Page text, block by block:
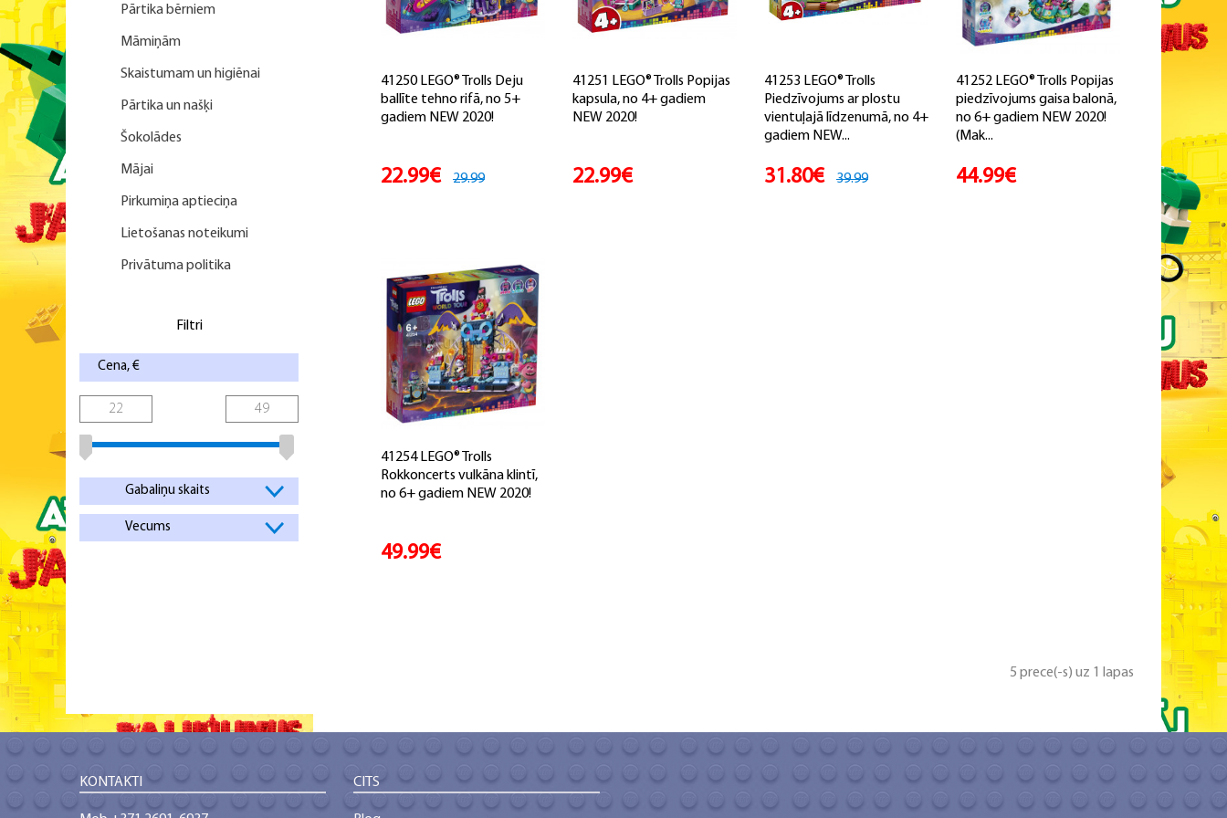
Pārtika bērniem
Māmiņām
Skaistumam un higiēnai
Pārtika un našķi
Šokolādes
Mājai
Pirkumiņa aptieciņa
Lietošanas noteikumi
Privātuma politika
Filtri
Cena, €
Gabaliņu skaits
Vecums
41250 LEGO® Trolls Deju
ballīte tehno rifā, no 5+
gadiem NEW 2020!
22.99€ 29.99
41251 LEGO® Trolls Popijas
kapsula, no 4+ gadiem
NEW 2020!
22.99€
41253 LEGO® Trolls
Piedzīvojums ar plostu
vientuļajā līdzenumā, no 4+
gadiem NEW...
31.80€ 39.99
41252 LEGO® Trolls Popijas
piedzīvojums gaisa balonā,
no 6+ gadiem NEW 2020!
(Mak...
44.99€
41254 LEGO® Trolls
Rokkoncerts vulkāna klintī,
no 6+ gadiem NEW 2020!
49.99€
5 prece(-s) uz 1 lapas
KONTAKTI CITS